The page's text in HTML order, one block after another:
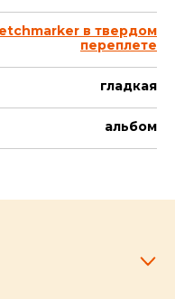
в твердом
переплете
гладкая
альбом